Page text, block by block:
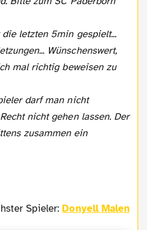
letzten 5min gespielt...
Wünschenswert,
mal richtig beweisen zu
darf man nicht
nicht gehen lassen. Der
zusammen ein
Spieler:Donyell Malen